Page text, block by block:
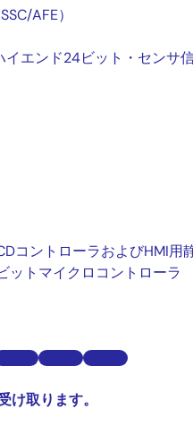
AFE）
エンド24ビット・センサ
コントローラおよびHMI用
ットマイクロコントローラ
け取ります。